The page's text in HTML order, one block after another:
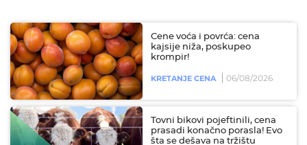
Cene voća i povrća: cena
kajsije niža, poskupeo
krompir!
KRETANJE CENA 06/08/2026
Tovni bikovi pojeftinili, cena
prasadi konačno porasla! Evo
šta se dešava na tržištu